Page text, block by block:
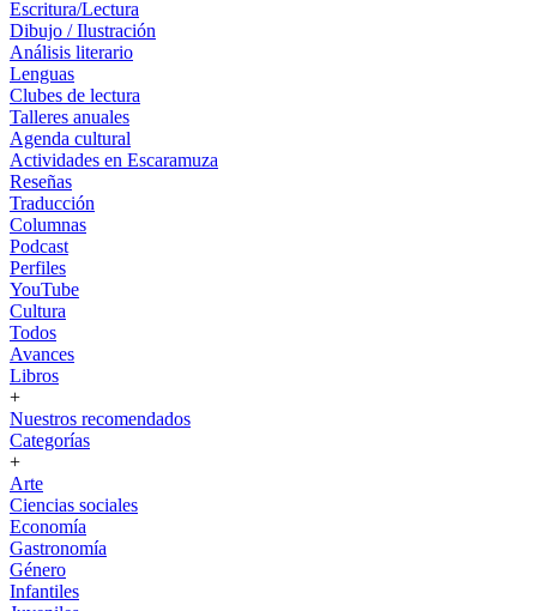
Escritura/Lectura
Dibujo / Ilustración
Análisis literario
Lenguas
Clubes de lectura
Talleres anuales
Agenda cultural
Actividades en Escaramuza
Reseñas
Traducción
Columnas
Podcast
Perfiles
YouTube
Cultura
Todos
Avances
Libros
+
Nuestros recomendados
Categorías
+
Arte
Ciencias sociales
Economía
Gastronomía
Género
Infantiles